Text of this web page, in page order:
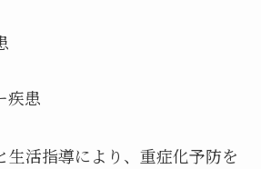
疾患
活指導により、重症化予防を